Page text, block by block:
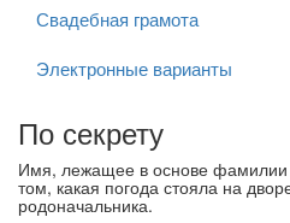
Свадебная грамота
Электронные варианты
По секрету
Имя, лежащее в основе
том, какая погода стояла на
родоначальника.